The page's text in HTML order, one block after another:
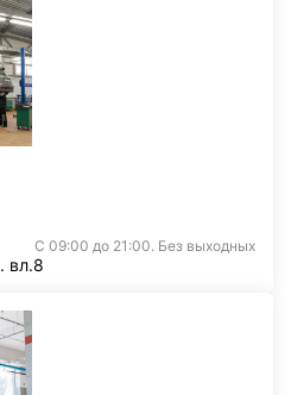
С 09:00 до 21:00. Без выходных
вл.8